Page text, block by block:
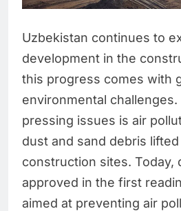
Uzbekistan continues to
development in the
this progress comes with
environmental
pressing issues is air
dust and sand debris
construction sites. Today,
approved in the first
aimed at preventing air